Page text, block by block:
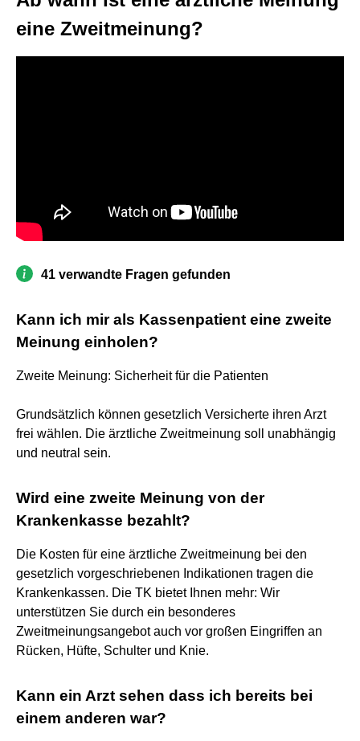
eine Zweitmeinung?
41 verwandte Fragen gefunden
Kann ich mir als Kassenpatient eine zweite
Meinung einholen?
Zweite Meinung: Sicherheit für die Patienten
Grundsätzlich können gesetzlich Versicherte ihren Arzt
frei wählen. Die ärztliche Zweitmeinung soll unabhängig
und neutral sein.
Wird eine zweite Meinung von der
Krankenkasse bezahlt?
Die Kosten für eine ärztliche Zweitmeinung bei den
gesetzlich vorgeschriebenen Indikationen tragen die
Krankenkassen. Die TK bietet Ihnen mehr: Wir
unterstützen Sie durch ein besonderes
Zweitmeinungsangebot auch vor großen Eingriffen an
Rücken, Hüfte, Schulter und Knie.
Kann ein Arzt sehen dass ich bereits bei
einem anderen war?